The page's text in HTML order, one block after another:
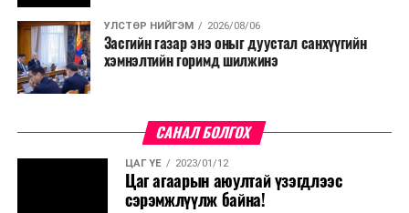
УЛСТӨР НИЙГЭМ 2026/08/06
Засгийн газар энэ оныг дуустал санхүүгийн
хэмнэлтийн горимд шилжинэ
САНАЛ БОЛГОХ
ЦАГ ҮЕ 2023/01/12
Цаг агаарын аюултай үзэгдлээс
сэрэмжлүүлж байна!